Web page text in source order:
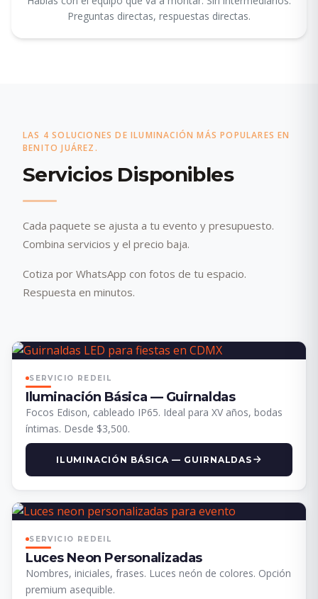
Preguntas directas, respuestas directas.
LAS 4 SOLUCIONES DE ILUMINACIÓN MÁS POPULARES EN
BENITO JUÁREZ.
Servicios Disponibles
Cada paquete se ajusta a tu evento y presupuesto.
Combina servicios y el precio baja.
Cotiza por WhatsApp con fotos de tu espacio.
Respuesta en minutos.
SERVICIO REDEIL
Iluminación Básica — Guirnaldas
Focos Edison, cableado IP65. Ideal para XV años, bodas
íntimas. Desde $3,500.
ILUMINACIÓN BÁSICA — GUIRNALDAS
SERVICIO REDEIL
Luces Neon Personalizadas
Nombres, iniciales, frases. Luces neón de colores. Opción
premium asequible.